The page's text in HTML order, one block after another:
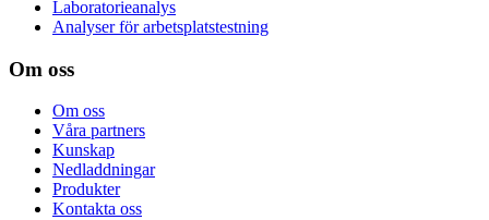
Laboratorieanalys
Analyser för arbetsplatstestning
Om oss
Om oss
Våra partners
Kunskap
Nedladdningar
Produkter
Kontakta oss